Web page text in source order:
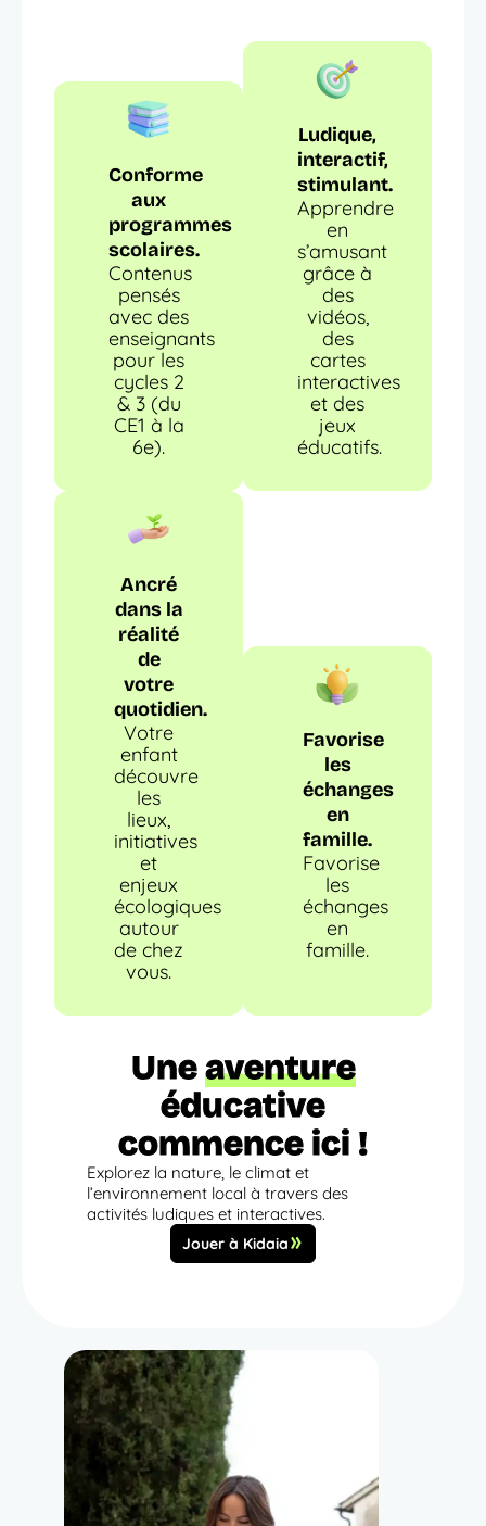
Conforme
aux
programmes
scolaires.
Contenus
pensés
avec des
enseignants
pour les
cycles 2
& 3 (du
CE1 à la
6e).
Ludique,
interactif,
stimulant.
Apprendre
en
s’amusant
grâce à
des
vidéos,
des
cartes
interactives
et des
jeux
éducatifs.
Ancré
dans la
réalité
de
votre
quotidien.
Votre
enfant
découvre
les
lieux,
initiatives
et
enjeux
écologiques
autour
de chez
vous.
Favorise
les
échanges
en
famille.
Favorise
les
échanges
en
famille.
Uneaventure
éducative
commence ici !
Explorez la nature, le climat et
l’environnement local à travers des
activités ludiques et interactives.
Jouer à Kidaia